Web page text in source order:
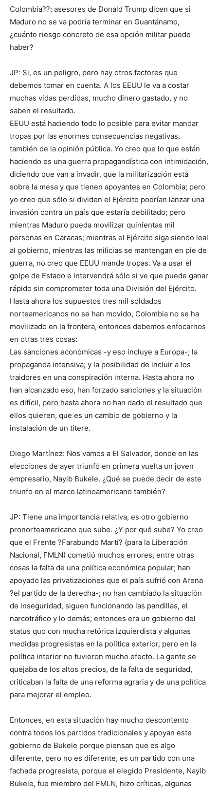
Colombia??; asesores de Donald Trump dicen que si
Maduro no se va podría terminar en Guantánamo,
¿cuánto riesgo concreto de esa opción militar puede
haber?
JP: Si, es un peligro, pero hay otros factores que
debemos tomar en cuenta. A los EEUU le va a costar
muchas vidas perdidas, mucho dinero gastado, y no
saben el resultado.
EEUU está haciendo todo lo posible para evitar mandar
tropas por las enormes consecuencias negativas,
también de la opinión pública. Yo creo que lo que están
haciendo es una guerra propagandística con intimidación,
diciendo que van a invadir, que la militarización está
sobre la mesa y que tienen apoyantes en Colombia; pero
yo creo que sólo si dividen el Ejército podrían lanzar una
invasión contra un país que estaría debilitado; pero
mientras Maduro pueda movilizar quinientas mil
personas en Caracas; mientras el Ejército siga siendo leal
al gobierno, mientras las milicias se mantengan en pie de
guerra, no creo que EEUU mande tropas. Va a usar el
golpe de Estado e intervendrá sólo si ve que puede ganar
rápido sin comprometer toda una División del Ejército.
Hasta ahora los supuestos tres mil soldados
norteamericanos no se han movido, Colombia no se ha
movilizado en la frontera, entonces debemos enfocarnos
en otras tres cosas:
Las sanciones económicas -y eso incluye a Europa-; la
propaganda intensiva; y la posibilidad de incluir a los
traidores en una conspiración interna. Hasta ahora no
han alcanzado eso, han forzado sanciones y la situación
es difícil, pero hasta ahora no han dado el resultado que
ellos quieren, que es un cambio de gobierno y la
instalación de un títere.
Diego Martínez: Nos vamos a El Salvador, donde en las
elecciones de ayer triunfó en primera vuelta un joven
empresario, Nayib Bukele. ¿Qué se puede decir de este
triunfo en el marco latinoamericano también?
JP: Tiene una importancia relativa, es otro gobierno
pronorteamericano que sube. ¿Y por qué sube? Yo creo
que el Frente ?Farabundo Martí? (para la Liberación
Nacional, FMLN) cometió muchos errores, entre otras
cosas la falta de una política económica popular; han
apoyado las privatizaciones que el país sufrió con Arena
?el partido de la derecha-; no han cambiado la situación
de inseguridad, siguen funcionando las pandillas, el
narcotráfico y lo demás; entonces era un gobierno del
status quo con mucha retórica izquierdista y algunas
medidas progresistas en la política exterior, pero en la
política interior no tuvieron mucho efecto. La gente se
quejaba de los altos precios, de la falta de seguridad,
criticaban la falta de una reforma agraria y de una política
para mejorar el empleo.
Entonces, en esta situación hay mucho descontento
contra todos los partidos tradicionales y apoyan este
gobierno de Bukele porque piensan que es algo
diferente, pero no es diferente, es un partido con una
fachada progresista, porque el elegido Presidente, Nayib
Bukele, fue miembro del FMLN, hizo críticas, algunas